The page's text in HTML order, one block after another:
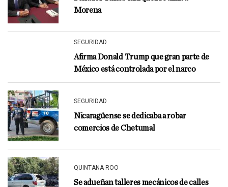
Morena
SEGURIDAD
Afirma Donald Trump que gran parte de
México está controlada por el narco
SEGURIDAD
Nicaragüense se dedicaba a robar
comercios de Chetumal
QUINTANA ROO
Se adueñan talleres mecánicos de calles